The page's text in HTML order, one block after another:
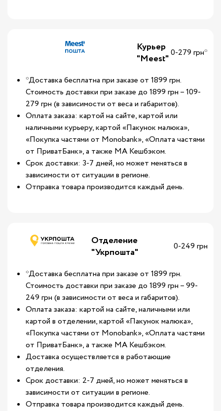
Курьер
"Meest"0-279 грн*
*Доставка бесплатна при заказе от 1899 грн.
Стоимость доставки при заказе до 1899 грн – 109-
279 грн (в зависимости от веса и габаритов).
Оплата заказа: картой на сайте, картой или
наличными курьеру, картой «Пакунок малюка»,
«Покупка частями от Monobank», «Оплата частями
от ПриватБанк», а также МА Кешбэком.
Срок доставки: 3-7 дней, но может меняться в
зависимости от ситуации в регионе.
Отправка товара производится каждый день.
Отделение
"Укрпошта"
0-249 грн
*Доставка бесплатна при заказе от 1899 грн.
Стоимость доставки при заказе до 1899 грн – 99-
249 грн (в зависимости от веса и габаритов).
Оплата заказа: картой на сайте, наличными или
картой в отделении, картой «Пакунок малюка»,
«Покупка частями от Monobank», «Оплата частями
от ПриватБанк», а также МА Кешбэком.
Доставка осуществляется в работающие
отделения.
Срок доставки: 2-7 дней, но может меняться в
зависимости от ситуации в регионе.
Отправка товара производится каждый день.